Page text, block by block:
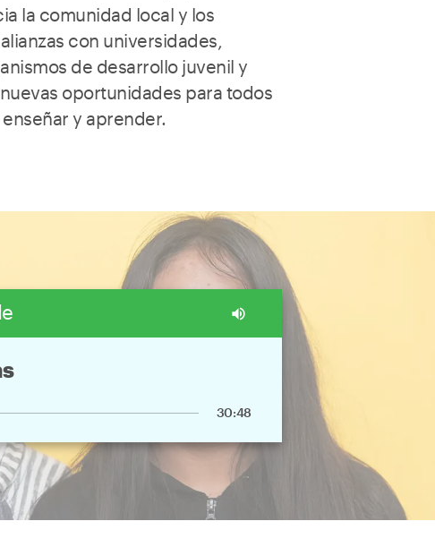
la comunidad local y los
con universidades,
de desarrollo juvenil y
oportunidades para todos
y aprender.
volume_up
30:48